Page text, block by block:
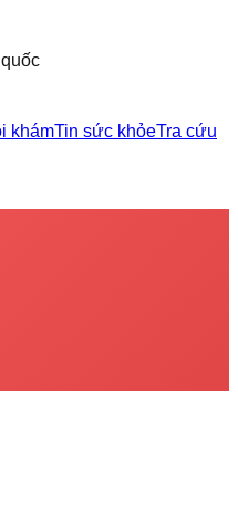
khámTin sức khỏeTra cứu